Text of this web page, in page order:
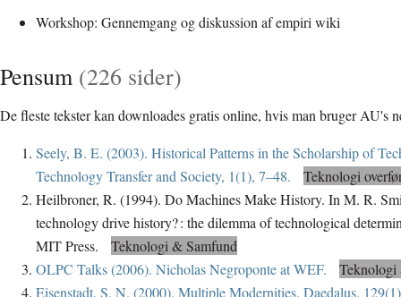
Workshop: Gennemgang og diskussion af empiri wiki
Pensum (226 sider)
De fleste tekster kan downloades gratis online, hvis man bruger AU's
Seely, B. E. (2003). Historical Patterns in the Scholarship of
Technology Transfer and Society, 1(1), 7–48.
Teknologi
Heilbroner, R. (1994). Do Machines Make History. In M. R.
technology drive history? : the dilemma of technological
MIT Press. Teknologi & Samfund
OLPC Talks (2006). Nicholas Negroponte at WEF. Teknologi
Eisenstadt, S. N. (2000). Multiple Modernities. Daedalus,